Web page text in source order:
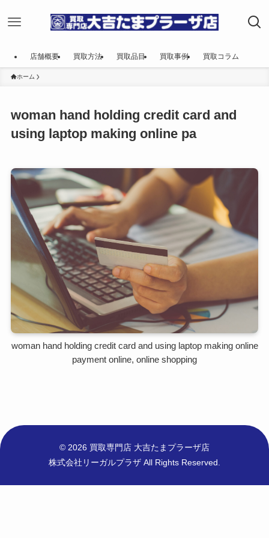
店舗概要 買取方法 買取品目 買取事例 買取コラム
ホーム
woman hand holding credit card and
using laptop making online pa
woman hand holding credit card and using laptop making online
payment online, online shopping
© 2026 買取専門店 大吉たまプラーザ店
株式会社リーガルプラザ All Rights Reserved.